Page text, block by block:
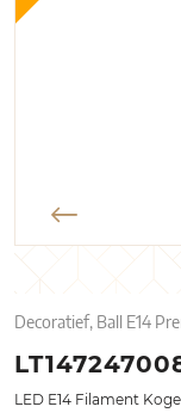
Decoratief, Ball E14
LED E14 Filament